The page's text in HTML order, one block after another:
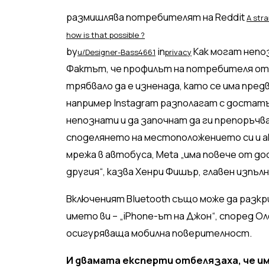
размишлява потребителят на RedditA
how is that possible ?
byu/Designer-Bass4661 inprivacyКак могат
Фактът, че профилът на потребителя от
трябвало да е изненада, като се има
например Instagram разполагат с
непознати и да започнат да ги
споделянето на местоположението си и
мрежа в автобуса, Meta „има повече от
другия“, казва Хенри Фишър, главен
Включеният Bluetooth също може да
името ви – „iPhone-ът на Джон“, според
осигуряваща мобилна поверителност.
И двамата експерти отбелязаха, че